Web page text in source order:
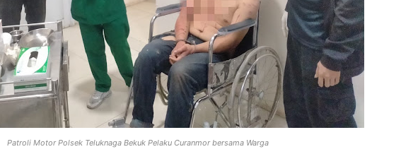
Patroli Motor Polsek Teluknaga Bekuk Pelaku Curanmor bersama Warga